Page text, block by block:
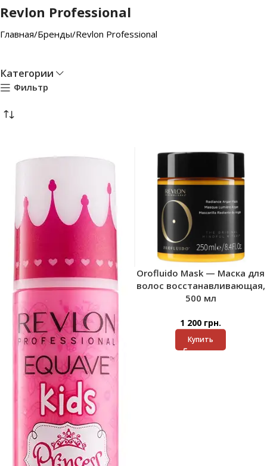
Revlon Professional
Главная Бренды Revlon Professional
Категории
Фильтр
Orofluido Mask — Маска для
волос восстанавливающая,
500 мл
1 200 грн.
Купить